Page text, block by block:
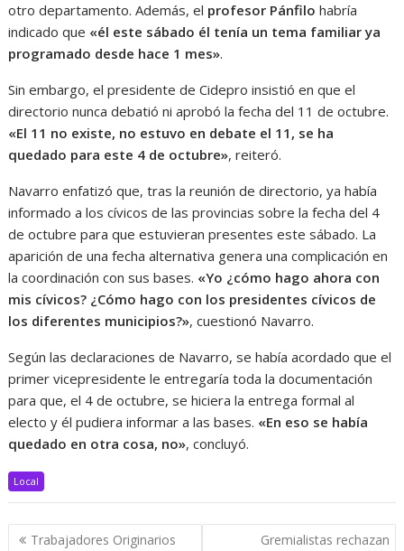
otro departamento. Además, el profesor Pánfilo habría
indicado que «él este sábado él tenía un tema familiar ya
programado desde hace 1 mes».
Sin embargo, el presidente de Cidepro insistió en que el
directorio nunca debatió ni aprobó la fecha del 11 de octubre.
«El 11 no existe, no estuvo en debate el 11, se ha
quedado para este 4 de octubre», reiteró.
Navarro enfatizó que, tras la reunión de directorio, ya había
informado a los cívicos de las provincias sobre la fecha del 4
de octubre para que estuvieran presentes este sábado. La
aparición de una fecha alternativa genera una complicación en
la coordinación con sus bases. «Yo ¿cómo hago ahora con
mis cívicos? ¿Cómo hago con los presidentes cívicos de
los diferentes municipios?», cuestionó Navarro.
Según las declaraciones de Navarro, se había acordado que el
primer vicepresidente le entregaría toda la documentación
para que, el 4 de octubre, se hiciera la entrega formal al
electo y él pudiera informar a las bases. «En eso se había
quedado en otra cosa, no», concluyó.
Local
Navegación
Trabajadores Originarios
Gremialistas rechazan